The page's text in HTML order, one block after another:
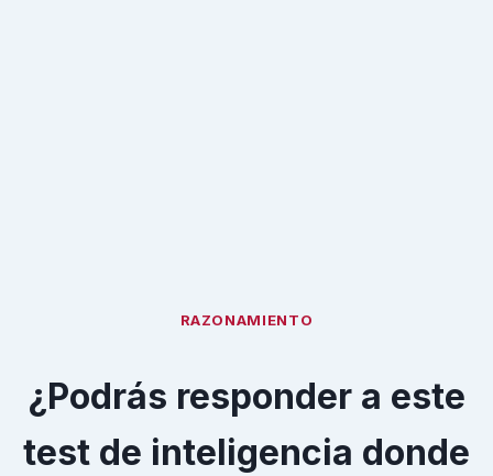
RAZONAMIENTO
¿Podrás responder a este
test de inteligencia donde